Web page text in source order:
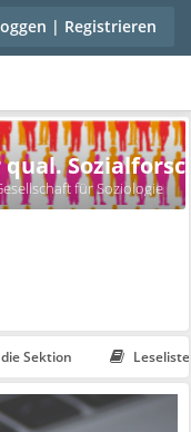
| Registrieren
für Soziologie
Sektion Leseliste